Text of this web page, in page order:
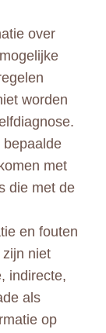
over
worden
bepaalde
met
die met de
en fouten
niet
indirecte,
als
op